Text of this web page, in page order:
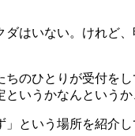
ダはいない。けれ
のひとりが受付を
いうかなんという
という場所を紹介